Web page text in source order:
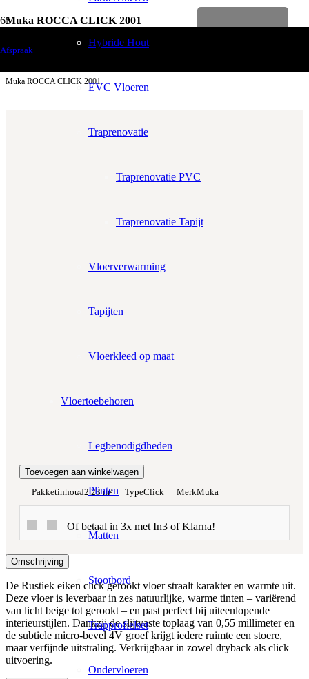
Afspraak
Hybride Hout
EVC Vloeren
Traprenovatie
Traprenovatie PVC
Traprenovatie Tapijt
Vloerverwarming
Tapijten
Vloerkleed op maat
Vloertoebehoren
Legbenodigdheden
Plinten
Matten
Stootbord
Trapprofielset
Ondervloeren
Muka ROCCA CLICK 2001
Muka ROCCA CLICK 2001
+
✓ 10% Snijverlies
Wil je ook bijpassende plakplinten erbij?
Toevoegen aan winkelwagen
Pakketinhoud2.23 m² TypeClick MerkMuka
Of betaal in 3x met In3 of Klarna!
Omschrijving
De Rustiek eiken click gerookt vloer straalt karakter en warmte uit.
Deze vloer is leverbaar in zes natuurlijke, warme tinten – variërend
van licht beige tot gerookt – en past perfect bij uiteenlopende
interieurstijlen. Dankzij de slijtvaste toplaag van 0,55 millimeter en
de subtiele micro-bevel 4V groef krijgt iedere ruimte een stoere,
maar verfijnde uitstraling. Verkrijgbaar in zowel dryback als click
uitvoering.